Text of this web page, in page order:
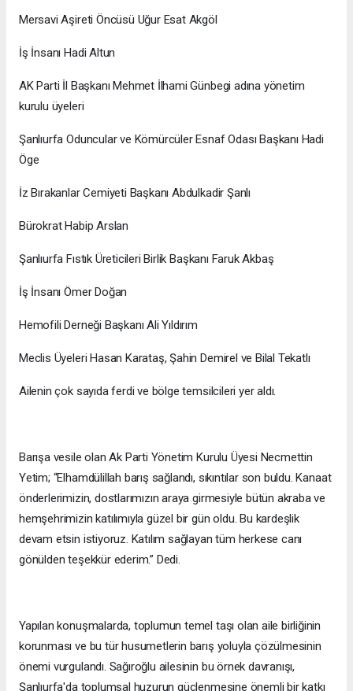
Mersavi Aşireti Öncüsü Uğur Esat Akgöl
İş İnsanı Hadi Altun
AK Parti İl Başkanı Mehmet İlhami Günbegi adına yönetim
kurulu üyeleri
Şanlıurfa Oduncular ve Kömürcüler Esnaf Odası Başkanı Hadi
Öge
İz Bırakanlar Cemiyeti Başkanı Abdulkadir Şanlı
Bürokrat Habip Arslan
Şanlıurfa Fıstık Üreticileri Birlik Başkanı Faruk Akbaş
İş İnsanı Ömer Doğan
Hemofili Derneği Başkanı Ali Yıldırım
Meclis Üyeleri Hasan Karataş, Şahin Demirel ve Bilal Tekatlı
Ailenin çok sayıda ferdi ve bölge temsilcileri yer aldı.
Barışa vesile olan Ak Parti Yönetim Kurulu Üyesi Necmettin
Yetim; “Elhamdülillah barış sağlandı, sıkıntılar son buldu. Kanaat
önderlerimizin, dostlarımızın araya girmesiyle bütün akraba ve
hemşehrimizin katılımıyla güzel bir gün oldu. Bu kardeşlik
devam etsin istiyoruz. Katılım sağlayan tüm herkese canı
gönülden teşekkür ederim.” Dedi.
Yapılan konuşmalarda, toplumun temel taşı olan aile birliğinin
korunması ve bu tür husumetlerin barış yoluyla çözülmesinin
önemi vurgulandı. Sağıroğlu ailesinin bu örnek davranışı,
Şanlıurfa'da toplumsal huzurun güçlenmesine önemli bir katkı